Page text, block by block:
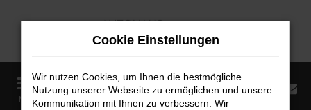
Zum
MENÜ
Startseite Fahrzeugangebote Fahrzeugmarkt
Cookie Einstellungen
Wir nutzen Cookies, um Ihnen die bestmögliche
Nutzung unserer Webseite zu ermöglichen und unsere
Kommunikation mit Ihnen zu verbessern. Wir